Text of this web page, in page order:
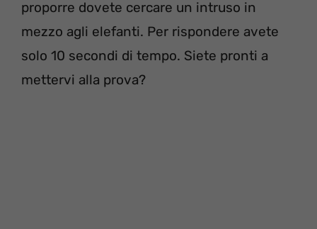
proporre dovete cercare un intruso in
mezzo agli elefanti. Per rispondere avete
solo 10 secondi di tempo. Siete pronti a
mettervi alla prova?